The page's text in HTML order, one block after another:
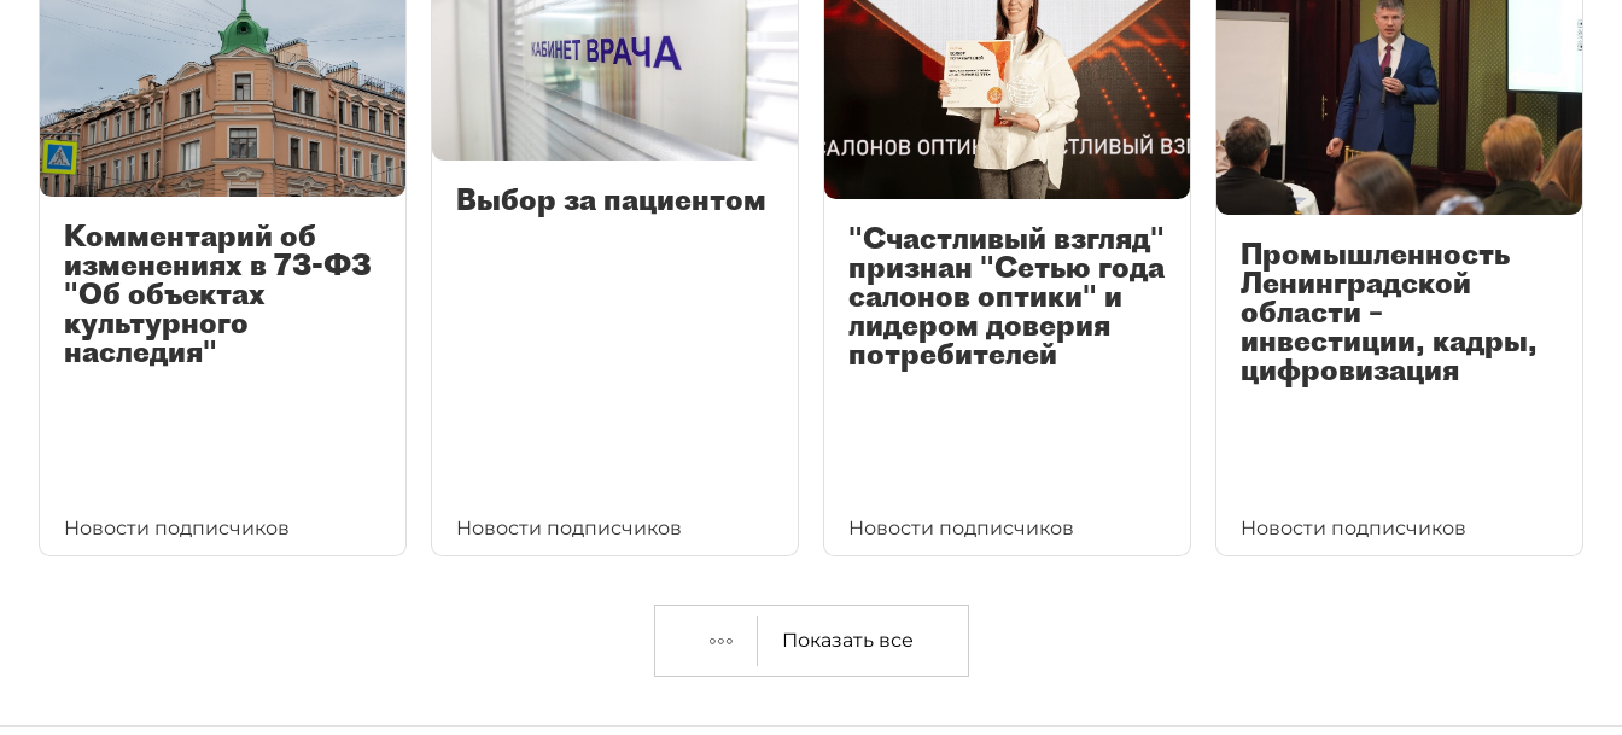
Комментарий об
изменениях в 73-ФЗ
"Об объектах
культурного
наследия"
Новости подписчиков
Выбор за пациентом
Новости подписчиков
"Счастливый взгляд"
признан "Сетью года
салонов оптики" и
лидером доверия
потребителей
Новости подписчиков
Промышленность
Ленинградской
области –
инвестиции, кадры,
цифровизация
Новости подписчиков
Показать все